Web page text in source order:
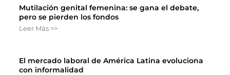
Mutilación genital femenina: se gana el debate,
pero se pierden los fondos
Leer Más >>
El mercado laboral de América Latina evoluciona
con informalidad